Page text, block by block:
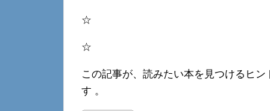
☆
☆
この記事が、読みたい本を見つけるヒ
す 。